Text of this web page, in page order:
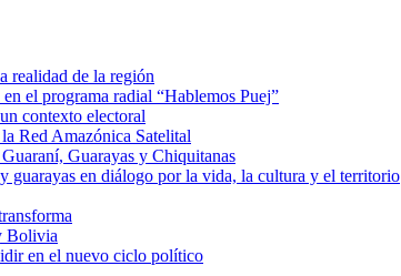
realidad de la región
el programa radial “Hablemos Puej”
contexto electoral
Red Amazónica Satelital
Guarayas y Chiquitanas
guarayas en diálogo por la vida, la cultura y el territorio
Bolivia
en el nuevo ciclo político